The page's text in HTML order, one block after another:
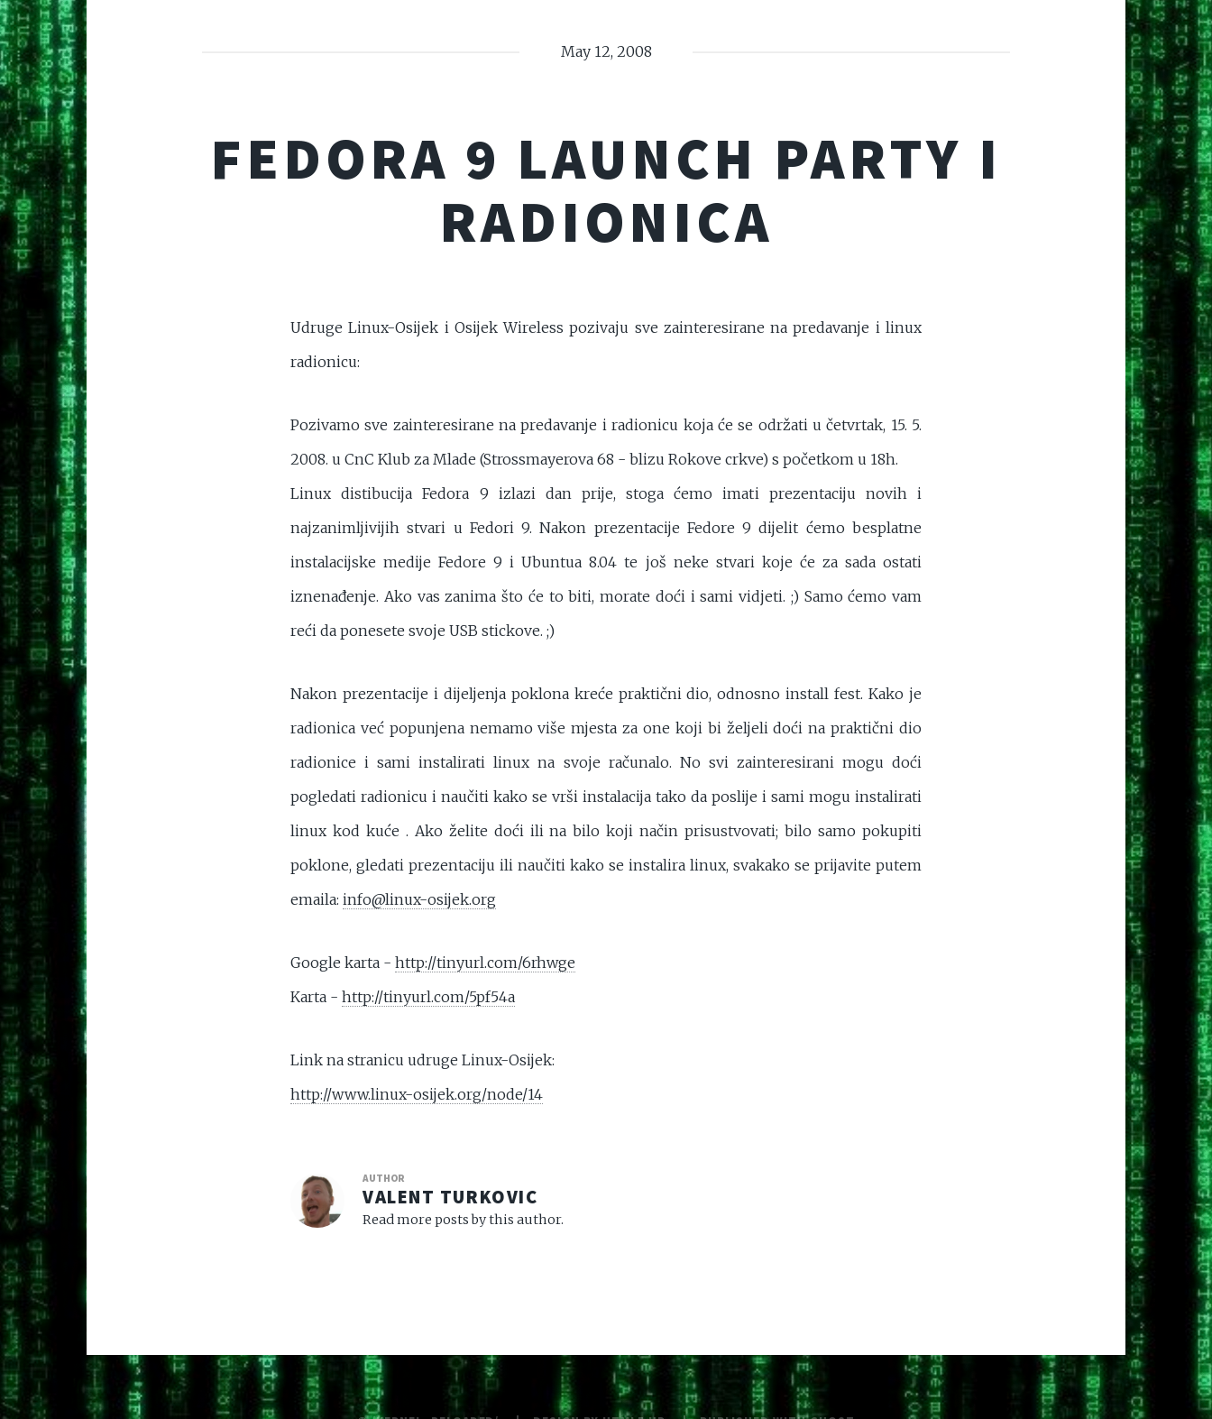
May 12, 2008
FEDORA 9 LAUNCH PARTY I
RADIONICA
Udruge Linux-Osijek i Osijek Wireless pozivaju sve zainteresirane na predavanje i linux
radionicu:
Pozivamo sve zainteresirane na predavanje i radionicu koja će se održati u četvrtak, 15. 5.
2008. u CnC Klub za Mlade (Strossmayerova 68 - blizu Rokove crkve) s početkom u 18h.
Linux distibucija Fedora 9 izlazi dan prije, stoga ćemo imati prezentaciju novih i
najzanimljivijih stvari u Fedori 9. Nakon prezentacije Fedore 9 dijelit ćemo besplatne
instalacijske medije Fedore 9 i Ubuntua 8.04 te još neke stvari koje će za sada ostati
iznenađenje. Ako vas zanima što će to biti, morate doći i sami vidjeti. ;) Samo ćemo vam
reći da ponesete svoje USB stickove. ;)
Nakon prezentacije i dijeljenja poklona kreće praktični dio, odnosno install fest. Kako je
radionica već popunjena nemamo više mjesta za one koji bi željeli doći na praktični dio
radionice i sami instalirati linux na svoje računalo. No svi zainteresirani mogu doći
pogledati radionicu i naučiti kako se vrši instalacija tako da poslije i sami mogu instalirati
linux kod kuće . Ako želite doći ili na bilo koji način prisustvovati; bilo samo pokupiti
poklone, gledati prezentaciju ili naučiti kako se instalira linux, svakako se prijavite putem
emaila: info@linux-osijek.org
Google karta - http://tinyurl.com/6rhwge
Karta - http://tinyurl.com/5pf54a
Link na stranicu udruge Linux-Osijek:
http://www.linux-osijek.org/node/14
AUTHOR
VALENT TURKOVIC
Read more posts by this author.